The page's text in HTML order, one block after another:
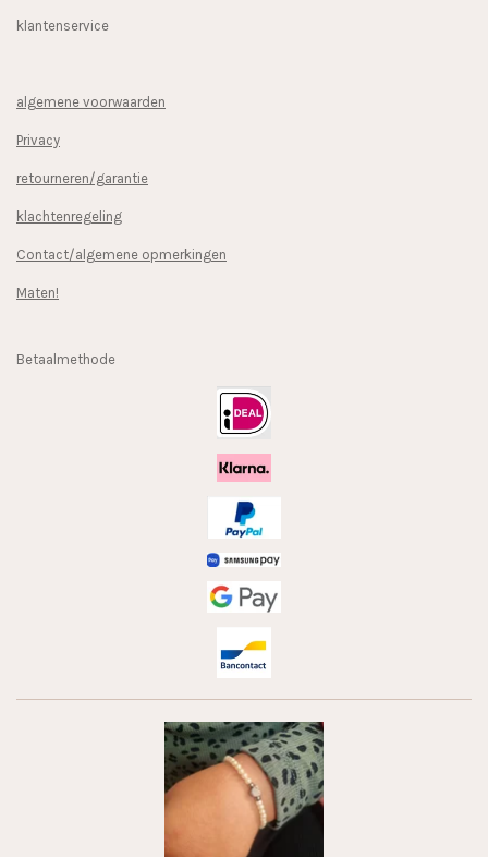
klantenservice
algemene voorwaarden
Privacy
retourneren/garantie
klachtenregeling
Contact/algemene opmerkingen
Maten!
Betaalmethode